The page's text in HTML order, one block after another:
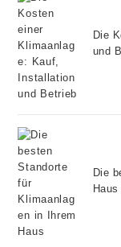
Die
und
Die
Haus